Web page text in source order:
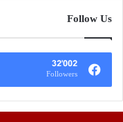
Follow Us
32٬002
Followers